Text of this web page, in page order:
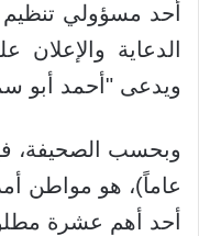
أحد مسؤولي
الدعاية والإعلان
ويدعى "أحمد أبو
عاماً)، هو مواطن